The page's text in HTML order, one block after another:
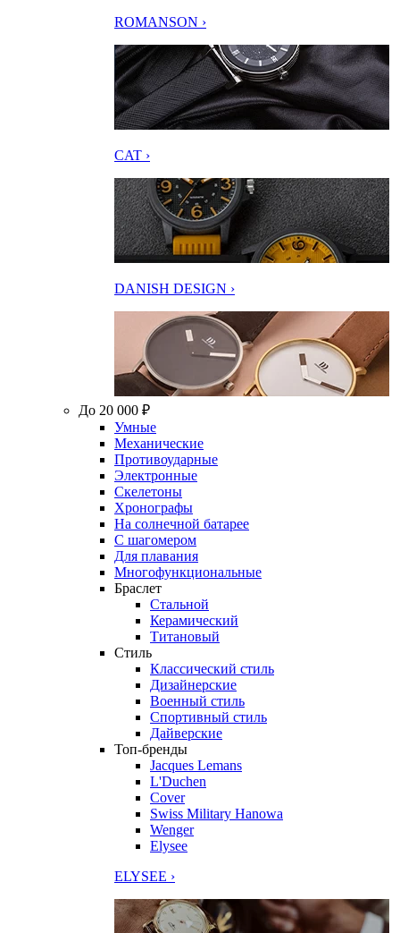
ROMANSON ›
CAT ›
DANISH DESIGN ›
До 20 000 ₽
Умные
Механические
Противоударные
Электронные
Скелетоны
Хронографы
На солнечной батарее
С шагомером
Для плавания
Многофункциональные
Браслет
Стальной
Керамический
Титановый
Стиль
Классический стиль
Дизайнерские
Военный стиль
Спортивный стиль
Дайверские
Топ-бренды
Jacques Lemans
L'Duchen
Cover
Swiss Military Hanowa
Wenger
Elysee
ELYSEE ›